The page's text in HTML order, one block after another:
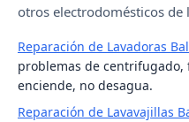
otros electrodomésticos de
Reparación de Lavadoras
problemas de
enciende, no desagua.
Reparación de Lavavajillas